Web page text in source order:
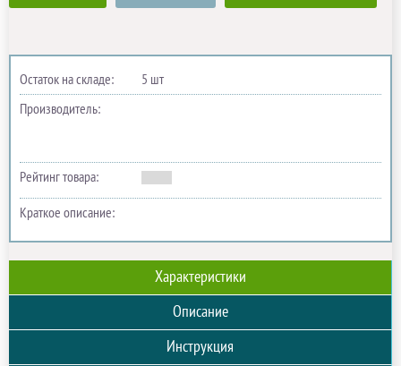
Остаток на складе:
5 шт
Производитель:
Рейтинг товара:
Краткое описание:
Характеристики
Описание
Инструкция